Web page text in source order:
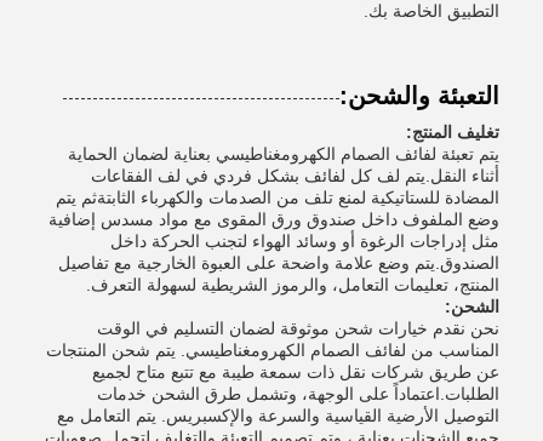
التطبيق الخاصة بك.
التعبئة والشحن:
تغليف المنتج:
يتم تعبئة لفائف الصمام الكهرومغناطيسي بعناية لضمان الحماية
أثناء النقل.يتم لف كل لفائف بشكل فردي في لف الفقاعات
المضادة للستاتيكية لمنع تلف من الصدمات والكهرباء الثابتةثم يتم
وضع الملفوف داخل صندوق ورق المقوى مع مواد مسدس إضافية
مثل إدراجات الرغوة أو وسائد الهواء لتجنب الحركة داخل
الصندوق.يتم وضع علامة واضحة على العبوة الخارجية مع تفاصيل
المنتج، تعليمات التعامل، والرموز الشريطية لسهولة التعرف.
الشحن:
نحن نقدم خيارات شحن موثوقة لضمان التسليم في الوقت
المناسب من لفائف الصمام الكهرومغناطيسي. يتم شحن المنتجات
عن طريق شركات نقل ذات سمعة طيبة مع تتبع متاح لجميع
الطلبات.اعتماداً على الوجهة، وتشمل طرق الشحن خدمات
التوصيل الأرضية القياسية والسرعة والإكسبريس. يتم التعامل مع